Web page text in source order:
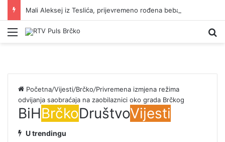
Izbornik
Početna/Vijesti/Brčko/Privremena izmjena režima
odvijanja saobraćaja na zaobilaznici oko grada Brčkog
BiHBrčkoDruštvoVijesti
U trendingu